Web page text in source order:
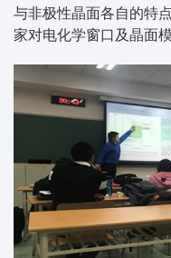
与非极性晶面各自的特
家对电化学窗口及晶面